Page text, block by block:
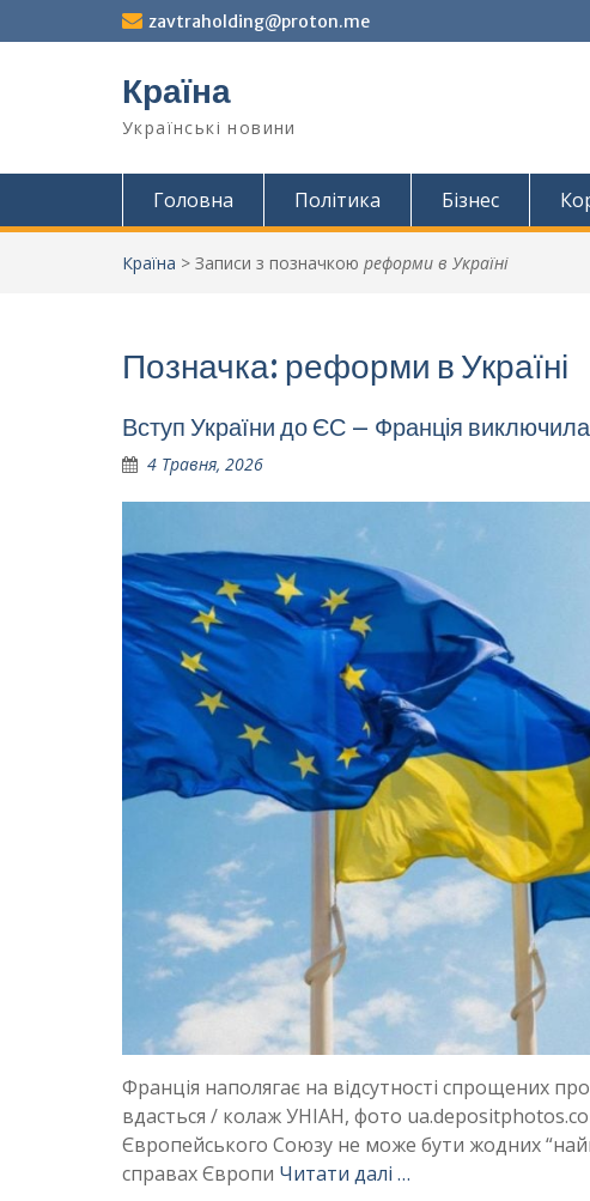
до
zavtraholding@proton.me
Країна
Українські новини
Головна Політика Бізнес
Країна > Записи з позначкою реформи в Україні
Позначка: реформи в Україні
Вступ України до ЄС – Франція
4 Травня, 2026
Франція наполягає на відсутності спрощених
вдасться / колаж УНІАН, фото
Європейського Союзу не може бути жодних
справах Європи Читати далі …